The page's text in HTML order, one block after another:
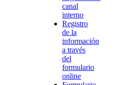
canal
interno
Registro
de la
información
a través
del
formulario
online